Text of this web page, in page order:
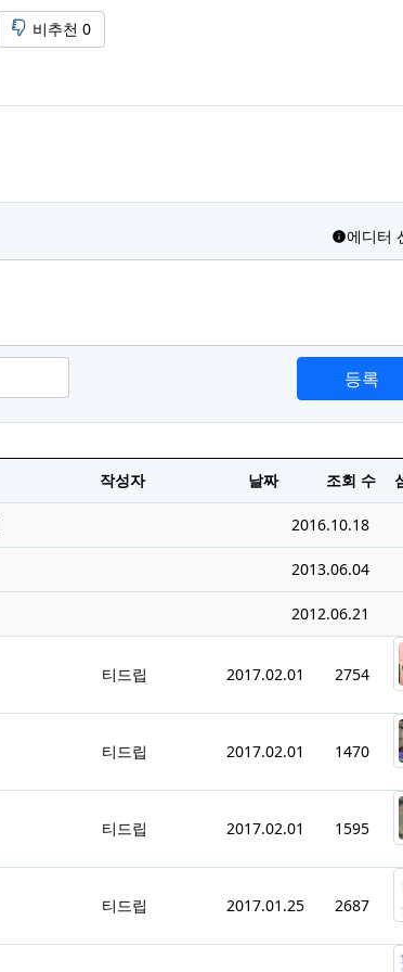
비추천 0
에디터
등록
작성자 날짜 조회 수
2016.10.18
2013.06.04
2012.06.21
티드립 2017.02.01 2754
티드립 2017.02.01 1470
티드립 2017.02.01 1595
티드립 2017.01.25 2687